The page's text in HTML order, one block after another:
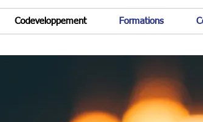
Codeveloppement Formations